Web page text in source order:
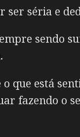
ser séria e
sendo
que está
fazendo o